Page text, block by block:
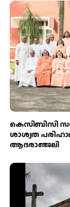
കെസിബിസി
ശാശ്വത
ആദരാഞ്ജലി